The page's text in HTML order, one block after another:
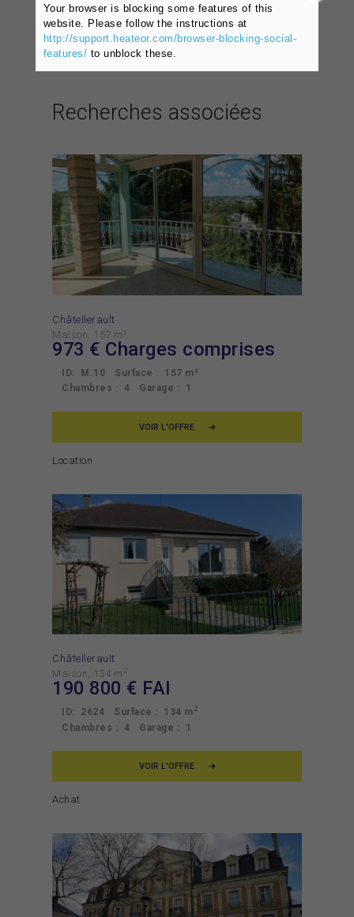
Partagez sur les réseaux !
Recherches associées
Châtellerault
Maison
157 m²
973 € Charges comprises
ID: M.10 Surface :
157 m²
Chambres :
4 Garage : 1
VOIR L'OFFRE
Location
Châtellerault
Maison
134 m 2
190 800 € FAI
ID: 2624 Surface : 134 m 2
Chambres : 4 Garage : 1
VOIR L'OFFRE
Achat
Your browser is blocking some features of this
website. Please follow the instructions at
http://support.heateor.com/browser-blocking-social-
features/ to unblock these.